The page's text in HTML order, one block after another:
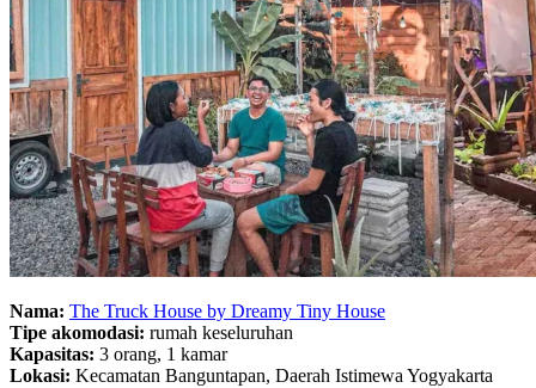
Nama: The Truck House by Dreamy Tiny House
Tipe akomodasi: rumah keseluruhan
Kapasitas: 3 orang, 1 kamar
Lokasi: Kecamatan Banguntapan, Daerah Istimewa Yogyakarta